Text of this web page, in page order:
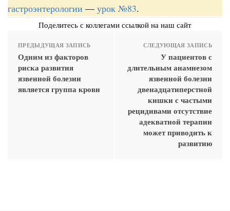
гастроэнтерологии — урок №83.
Поделитесь с коллегами ссылкой на наш сайт
ПРЕДЫДУЩАЯ ЗАПИСЬ
Одним из факторов
риска развития
язвенной болезни
является группа крови
СЛЕДУЮЩАЯ ЗАПИСЬ
У пациентов с
длительным анамнезом
язвенной болезни
двенадцатиперстной
кишки с частыми
рецидивами отсутствие
адекватной терапии
может приводить к
развитию